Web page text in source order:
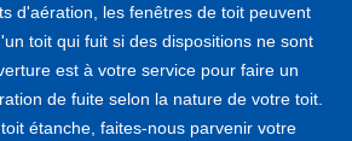
d'aération, les fenêtres de toit peuvent
toit qui fuit si des dispositions ne sont
est à votre service pour faire un
de fuite selon la nature de votre toit.
étanche, faites-nous parvenir votre